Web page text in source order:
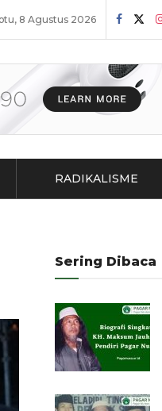
8 Agustus 2026
RADIKALISME
Sering Dibaca